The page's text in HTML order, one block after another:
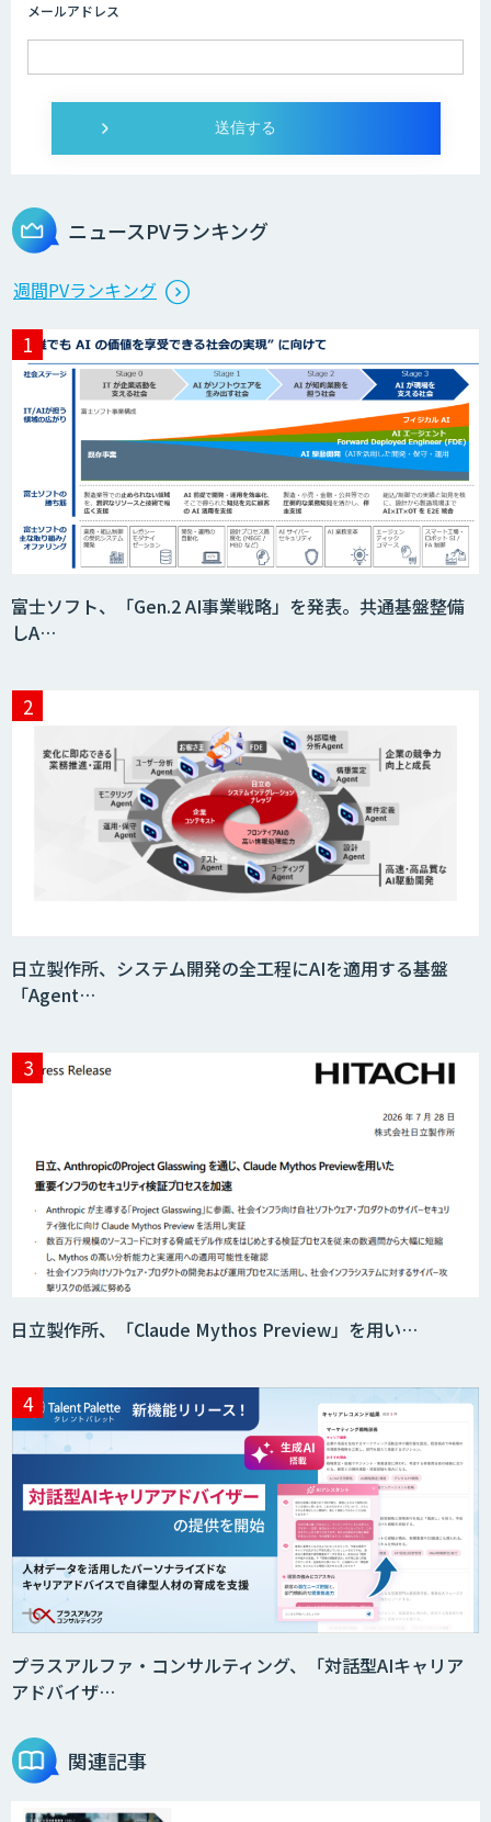
メールアドレス
ニュースPVランキング
週間PVランキング
富士ソフト、「Gen.2 AI事業戦略」を発表。共通基盤整備
しA…
日立製作所、システム開発の全工程にAIを適用する基盤
「Agent…
日立製作所、「Claude Mythos Preview」を用い…
プラスアルファ・コンサルティング、「対話型AIキャリア
アドバイザ…
関連記事